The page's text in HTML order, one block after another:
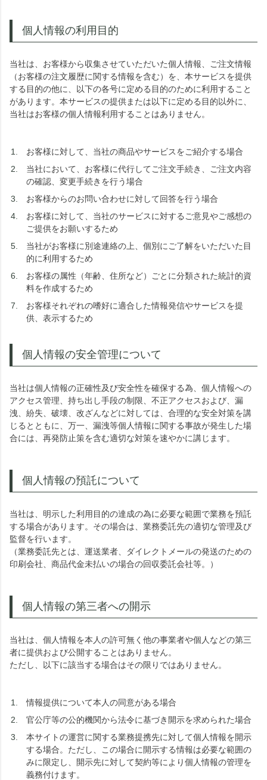
個人情報の利用目的
当社は、お客様から収集させていただいた個人情報、ご注文情報
（お客様の注文履歴に関する情報を含む）を、本サービスを提供
する目的の他に、以下の各号に定める目的のために利用すること
があります。本サービスの提供または以下に定める目的以外に、
当社はお客様の個人情報利用することはありません。
お客様に対して、当社の商品やサービスをご紹介する場合
当社において、お客様に代行してご注文手続き、ご注文内容
の確認、変更手続きを行う場合
お客様からのお問い合わせに対して回答を行う場合
お客様に対して、当社のサービスに対するご意見やご感想の
ご提供をお願いするため
当社がお客様に別途連絡の上、個別にご了解をいただいた目
的に利用するため
お客様の属性（年齢、住所など）ごとに分類された統計的資
料を作成するため
お客様それぞれの嗜好に適合した情報発信やサービスを提
供、表示するため
個人情報の安全管理について
当社は個人情報の正確性及び安全性を確保する為、個人情報への
アクセス管理、持ち出し手段の制限、不正アクセスおよび、漏
洩、紛失、破壊、改ざんなどに対しては、合理的な安全対策を講
じるとともに、万一、漏洩等個人情報に関する事故が発生した場
合には、再発防止策を含む適切な対策を速やかに講じます。
個人情報の預託について
当社は、明示した利用目的の達成の為に必要な範囲で業務を預託
する場合があります。その場合は、業務委託先の適切な管理及び
監督を行います。
（業務委託先とは、運送業者、ダイレクトメールの発送のための
印刷会社、商品代金未払いの場合の回収委託会社等。）
個人情報の第三者への開示
当社は、個人情報を本人の許可無く他の事業者や個人などの第三
者に提供および公開することはありません。
ただし、以下に該当する場合はその限りではありません。
情報提供について本人の同意がある場合
官公庁等の公的機関から法令に基づき開示を求められた場合
本サイトの運営に関する業務提携先に対して個人情報を開示
する場合。ただし、この場合に開示する情報は必要な範囲の
みに限定し、開示先に対して契約等により個人情報の管理を
義務付けます。